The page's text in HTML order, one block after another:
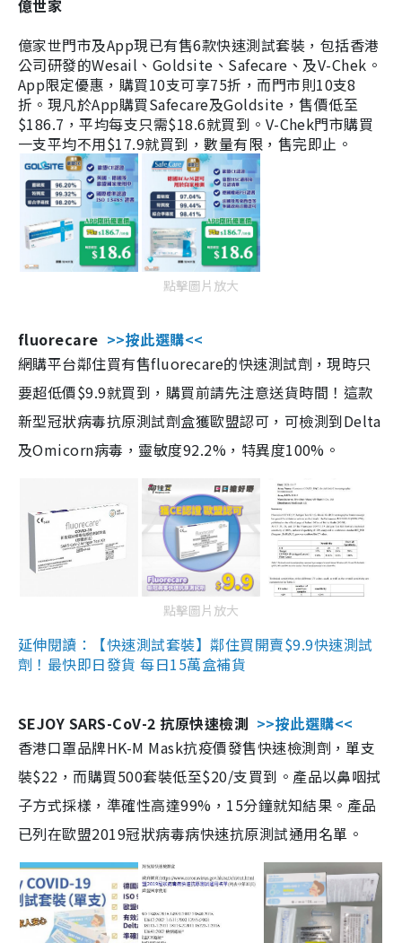
億世家
億家世門市及App現已有售6款快速測試套裝，包括香港
公司研發的Wesail、Goldsite、Safecare、及V-Chek。
App限定優惠，購買10支可享75折，而門市則10支8
折。現凡於App購買Safecare及Goldsite，售價低至
$186.7，平均每支只需$18.6就買到。V-Chek門市購買
一支平均不用$17.9就買到，數量有限，售完即止。
點擊圖片放大
fluorecare >>按此選購<<
網購平台鄰住買有售fluorecare的快速測試劑，現時只
要超低價$9.9就買到，購買前請先注意送貨時間！這款
新型冠狀病毒抗原測試劑盒獲歐盟認可，可檢測到Delta
及Omicorn病毒，靈敏度92.2%，特異度100%。
點擊圖片放大
延伸閱讀：【快速測試套裝】鄰住買開賣$9.9快速測試
劑！最快即日發貨 每日15萬盒補貨
SEJOY SARS-CoV-2 抗原快速檢測 >>按此選購<<
香港口罩品牌HK-M Mask抗疫價發售快速檢測劑，單支
裝$22，而購買500套裝低至$20/支買到。產品以鼻咽拭
子方式採樣，準確性高達99%，15分鐘就知結果。產品
已列在歐盟2019冠狀病毒病快速抗原測試通用名單。